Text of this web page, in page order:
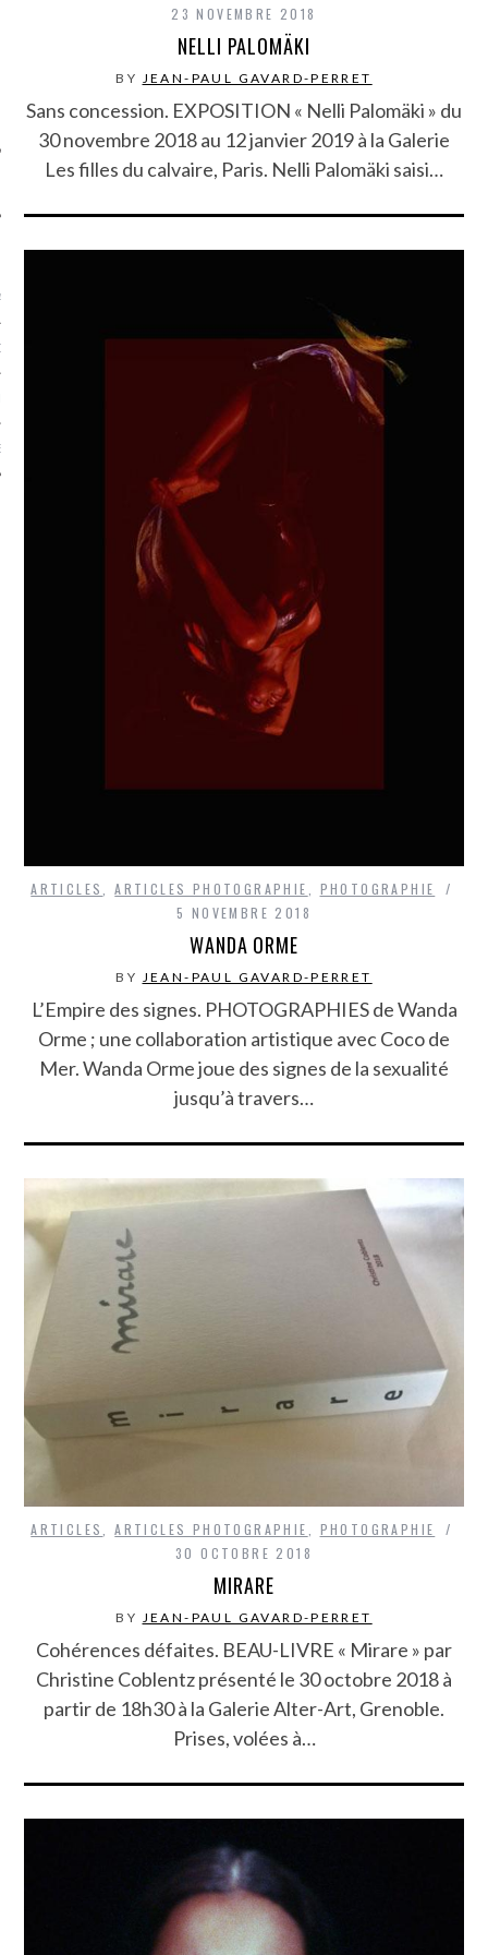
CARAVELLE
CARAVELLE
PODCAST
23 NOVEMBRE 2018
NELLI PALOMÄKI
BY JEAN-PAUL GAVARD-PERRET
Sans concession. EXPOSITION « Nelli Palomäki » du
30 novembre 2018 au 12 janvier 2019 à la Galerie
Les filles du calvaire, Paris. Nelli Palomäki saisi…
ARTICLES ,ARTICLES PHOTOGRAPHIE
PHOTOGRAPHIE
5 NOVEMBRE 2018
WANDA ORME
BY JEAN-PAUL GAVARD-PERRET
L’Empire des signes. PHOTOGRAPHIES de Wanda
Orme ; une collaboration artistique avec Coco de
Mer. Wanda Orme joue des signes de la sexualité
jusqu’à travers…
ARTICLES ,ARTICLES PHOTOGRAPHIE
PHOTOGRAPHIE
30 OCTOBRE 2018
MIRARE
BY JEAN-PAUL GAVARD-PERRET
Cohérences défaites. BEAU-LIVRE « Mirare » par
Christine Coblentz présenté le 30 octobre 2018 à
partir de 18h30 à la Galerie Alter-Art, Grenoble.
Prises, volées à…